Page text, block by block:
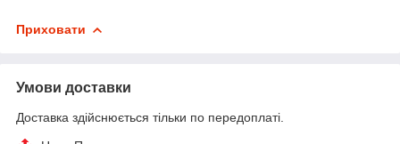
Приховати
Умови доставки
Доставка здійснюється тільки по передоплаті.